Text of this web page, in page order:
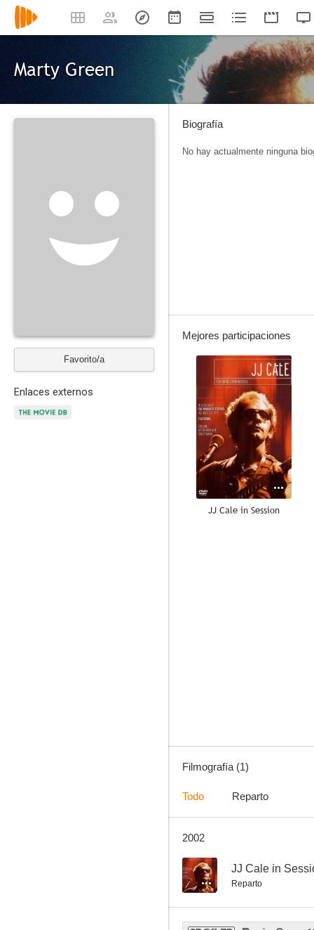
Marty Green
Favorito/a
Enlaces externos
Biografía
No hay actualmente ninguna
Mejores participaciones
--
JJ Cale in Session
Filmografía (1)
Todo Reparto
2002
-- JJ Cale in
Reparto